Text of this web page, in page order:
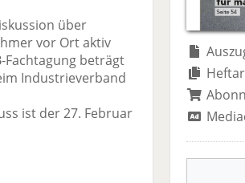
e
n
n
n
über
vor Ort aktiv
Fachtagung beträgt
Industrieverband
ist der 27. Februar